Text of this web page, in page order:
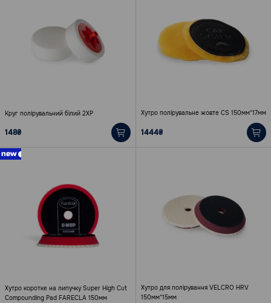
Круг полірувальний білий 2ХР
148₴
Хутро полірувальне жовте СS 150мм*17мм
1444₴
new
Хутро коротке на липучку Super High Cut
Compounding Pad FARECLA 150мм
Хутро для полірування VELCRO HRV
150мм*15мм